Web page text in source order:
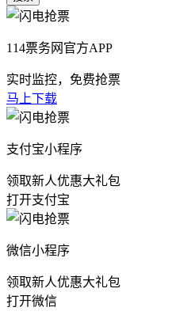
114票务网官方APP
实时监控，免费抢票
马上下载
支付宝小程序
领取新人优惠大礼包
打开支付宝
微信小程序
领取新人优惠大礼包
打开微信